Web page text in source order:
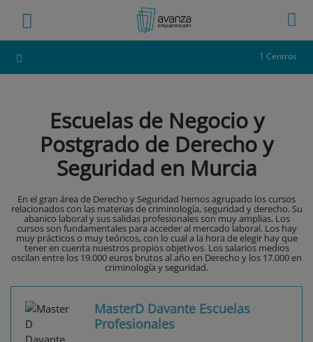
1 Centros
Escuelas de Negocio y
Postgrado de Derecho y
Seguridad en Murcia
En el gran área de Derecho y Seguridad hemos agrupado los cursos
relacionados con las materias de criminología, seguridad y derecho. Su
abanico laboral y sus salidas profesionales son muy amplias. Los
cursos son fundamentales para acceder al mercado laboral. Los hay
muy prácticos o muy teóricos, con lo cual a la hora de elegir hay que
tener en cuenta nuestros propios objetivos. Los salarios medios
oscilan entre los 19.000 euros brutos al año en Derecho y los 17.000 en
criminología y seguridad.
MasterD Davante Escuelas
Profesionales